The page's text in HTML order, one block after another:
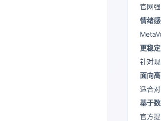
官网
情绪
更稳
针对
面向
适合
基于
官方